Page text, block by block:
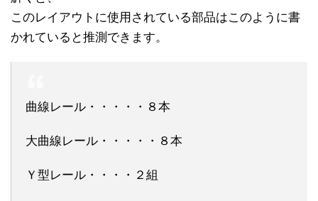
このレイアウトに使用されている部品はこのように書
かれていると推測できます。
曲線レール・・・・・８本
大曲線レール・・・・・８本
Ｙ型レール・・・・２組